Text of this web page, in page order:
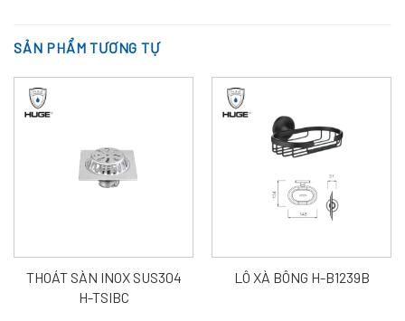
SẢN PHẨM TƯƠNG TỰ
THOÁT SÀN INOX SUS304
H-TSIBC
LÔ XÀ BÔNG H-B1239B